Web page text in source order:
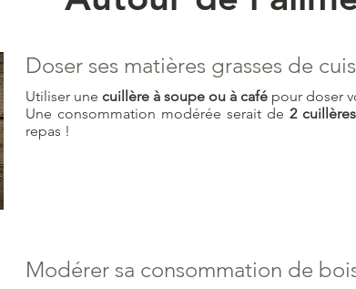
Doser ses matières grasses de
Utiliser une cuillère à soupe ou à café pour doser
Une consommation modérée serait de2
repas !
Modérer sa consommation de